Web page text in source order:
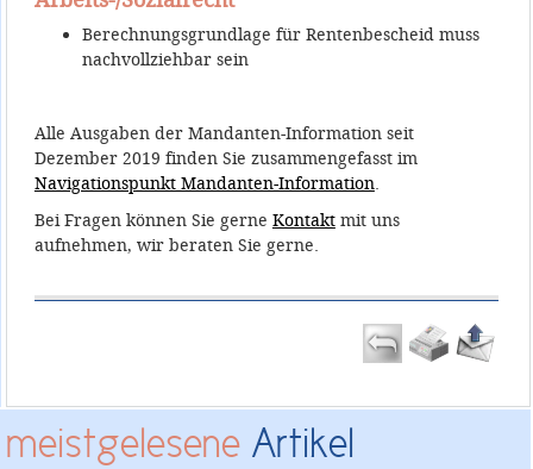
Berechnungsgrundlage für Rentenbescheid muss
nachvollziehbar sein
Alle Ausgaben der Mandanten-Information seit
Dezember 2019 finden Sie zusammengefasst im
Navigationspunkt Mandanten-Information.
Bei Fragen können Sie gerne Kontaktmit uns
aufnehmen, wir beraten Sie gerne.
meistgelesene Artikel